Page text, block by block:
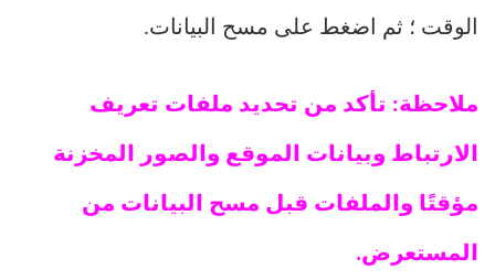
الوقت ؛ ثم اضغط على مسح البيانات.
ملاحظة: تأكد من تحديد ملفات تعريف
الارتباط وبيانات الموقع والصور المخزنة
مؤقتًا والملفات قبل مسح البيانات من
المستعرض.